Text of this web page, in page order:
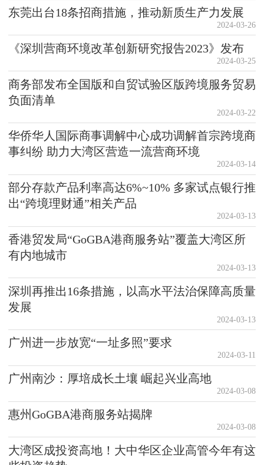
东莞出台18条招商措施，推动新质生产力发展
2024-03-26
《深圳营商环境改革创新研究报告2023》发布
2024-03-25
商务部发布全国版和自贸试验区版跨境服务贸易
负面清单
2024-03-22
华侨华人国际商事调解中心成功调解首宗跨境商
事纠纷 助力大湾区营造一流营商环境
2024-03-14
部分存款产品利率高达6%~10% 多家试点银行推
出“跨境理财通”相关产品
2024-03-13
香港贸发局“GoGBA港商服务站”覆盖大湾区所
有内地城市
2024-03-13
深圳再推出16条措施，以高水平法治保障高质量
发展
2024-03-13
广州进一步放宽“一址多照”要求
2024-03-11
广州南沙：厚培成长土壤 崛起兴业高地
2024-03-08
惠州GoGBA港商服务站揭牌
2024-03-08
大湾区成投资高地！大中华区企业高管今年有这